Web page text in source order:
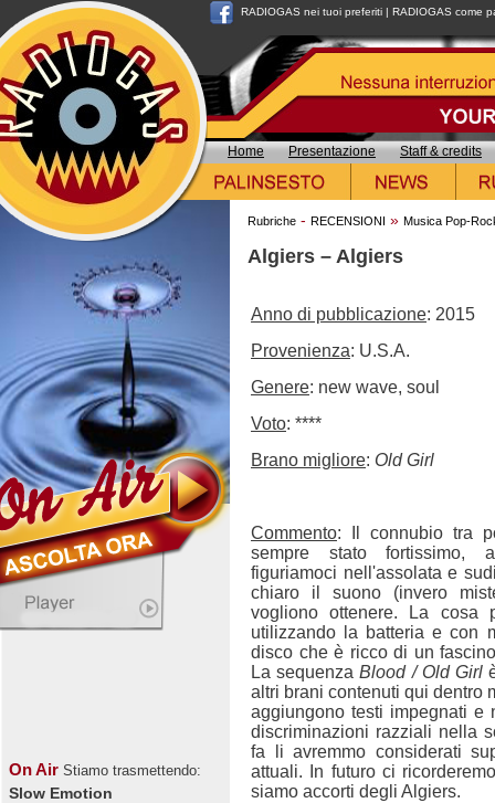
RADIOGAS nei tuoi preferiti | RADIOGAS come
Home Presentazione Staff & credits
On Air Stiamo trasmettendo:
Slow Emotion
Rubriche - RECENSIONI » Musica Pop-
Algiers – Algiers
Anno di pubblicazione: 2015
Provenienza: U.S.A.
Genere: new wave, soul
Voto: ****
Brano migliore: Old Girl
Commento: Il connubio tra
sempre stato fortissimo,
figuriamoci nell'assolata e
chiaro il suono (invero
vogliono ottenere. La cosa
utilizzando la batteria e con
disco che è ricco di un
La sequenzaBlood / Old Girl
altri brani contenuti qui dentro
aggiungono testi impegnati e
discriminazioni razziali nella
fa li avremmo considerati
attuali. In futuro ci
siamo accorti degli Algiers.